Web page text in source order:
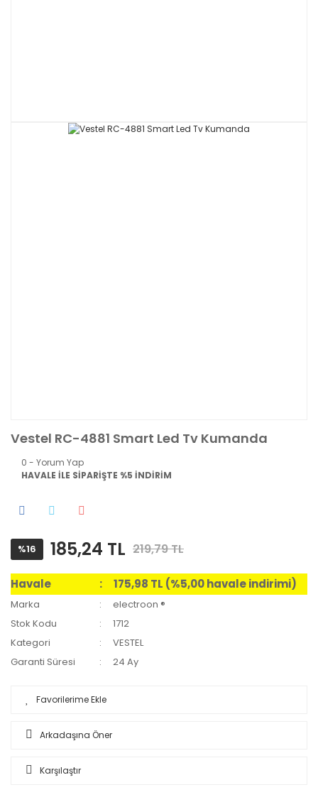
Vestel RC-4881 Smart Led Tv Kumanda
0 - Yorum Yap
HAVALE İLE SİPARİŞTE %5 İNDİRİM
%16 185,24 TL 219,79 TL
Havale 175,98 TL (%5,00 havale indirimi)
Marka
electroon ®
Stok Kodu
1712
Kategori
VESTEL
Garanti Süresi
24 Ay
Arkadaşına Öner
Karşılaştır